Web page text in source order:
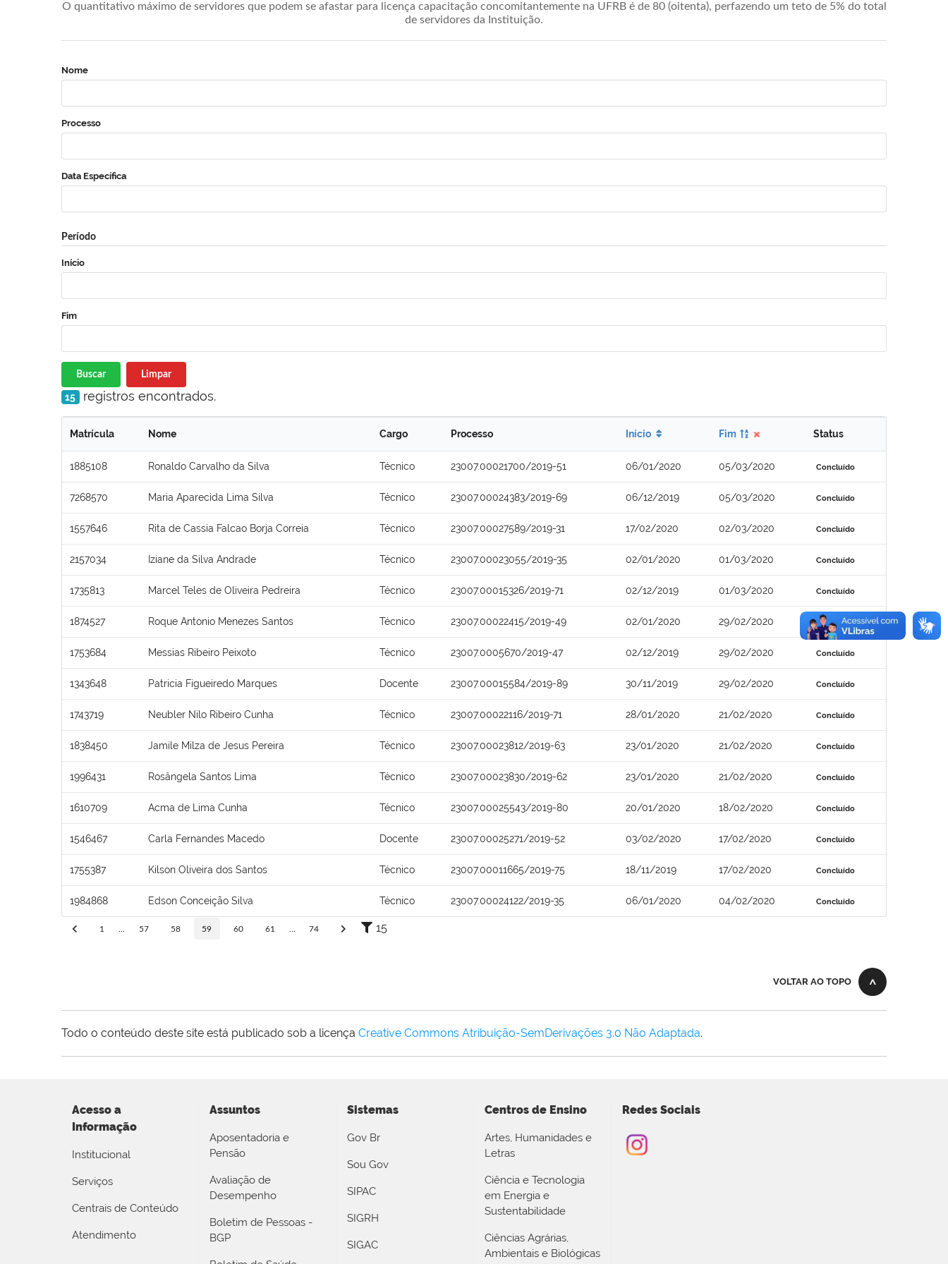
O quantitativo máximo de servidores que podem se afastar para licença capacitação concomitantemente na UFRB é de 80 (oitenta), perfazendo um teto de 5% do total
de servidores da Instituição.
Nome
Processo
Data Específica
Período
Início
Fim
Buscar Limpar
15 registros encontrados.
Matrícula Nome Cargo Processo Início Fim Status
1885108 Ronaldo Carvalho da Silva Técnico 23007.00021700/2019-51 06/01/2020 05/03/2020 Concluído
7268570 Maria Aparecida Lima Silva Técnico 23007.00024383/2019-69 06/12/2019 05/03/2020 Concluído
1557646 Rita de Cassia Falcao Borja Correia Técnico 23007.00027589/2019-31 17/02/2020 02/03/2020 Concluído
2157034 Iziane da Silva Andrade Técnico 23007.00023055/2019-35 02/01/2020 01/03/2020 Concluído
1735813 Marcel Teles de Oliveira Pedreira Técnico 23007.00015326/2019-71 02/12/2019 01/03/2020 Concluído
1874527 Roque Antonio Menezes Santos Técnico 23007.00022415/2019-49 02/01/2020 29/02/2020 Concluído
1753684 Messias Ribeiro Peixoto Técnico 23007.0005670/2019-47 02/12/2019 29/02/2020 Concluído
1343648 Patricia Figueiredo Marques Docente 23007.00015584/2019-89 30/11/2019 29/02/2020 Concluído
1743719 Neubler Nilo Ribeiro Cunha Técnico 23007.00022116/2019-71 28/01/2020 21/02/2020 Concluído
1838450 Jamile Milza de Jesus Pereira Técnico 23007.00023812/2019-63 23/01/2020 21/02/2020 Concluído
1996431 Rosângela Santos Lima Técnico 23007.00023830/2019-62 23/01/2020 21/02/2020 Concluído
1610709 Acma de Lima Cunha Técnico 23007.00025543/2019-80 20/01/2020 18/02/2020 Concluído
1546467 Carla Fernandes Macedo Docente 23007.00025271/2019-52 03/02/2020 17/02/2020 Concluído
1755387 Kilson Oliveira dos Santos Técnico 23007.00011665/2019-75 18/11/2019 17/02/2020 Concluído
1984868 Edson Conceição Silva Técnico 23007.00024122/2019-35 06/01/2020 04/02/2020 Concluído
1 57 58 59 60 61 74 15
VOLTAR AO TOPO
Todo o conteúdo deste site está publicado sob a licença Creative Commons Atribuição-SemDerivações 3.0 Não Adaptada.
Acesso a
Informação
Institucional
Serviços
Centrais de Conteúdo
Atendimento
Assuntos
Aposentadoria e
Pensão
Avaliação de
Desempenho
Boletim de Pessoas -
BGP
Sistemas
Gov Br
Sou Gov
SIPAC
SIGRH
SIGAC
Centros de Ensino
Artes, Humanidades e
Letras
Ciência e Tecnologia
em Energia e
Sustentabilidade
Ciências Agrárias,
Ambientais e Biológicas
Redes Sociais